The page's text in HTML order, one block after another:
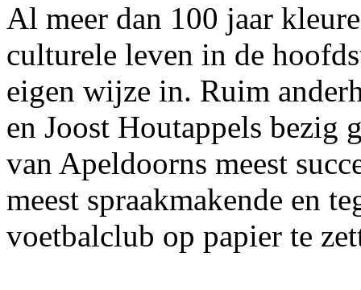
Al meer dan 100 jaar
culturele leven in de
eigen wijze in. Ruim
en Joost Houtappels bezig
van Apeldoorns meest
meest spraakmakende en
voetbalclub op papier te